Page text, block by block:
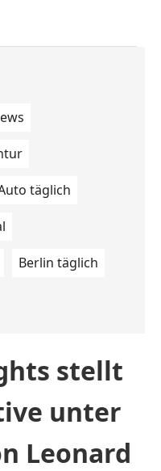
täglich
Berlin täglich
stellt
unter
Leonard